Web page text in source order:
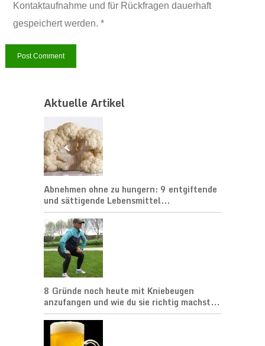
Kontaktaufnahme und für Rückfragen dauerhaft
gespeichert werden. *
Aktuelle Artikel
Abnehmen ohne zu hungern: 9 entgiftende
und sättigende Lebensmittel...
8 Gründe noch heute mit Kniebeugen
anzufangen und wie du sie richtig machst...